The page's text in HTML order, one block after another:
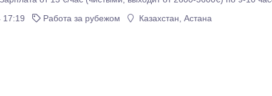
языка! Обязательно с опытом работы и готовыми
17:19 Работа за рубежом Казахстан, Астана